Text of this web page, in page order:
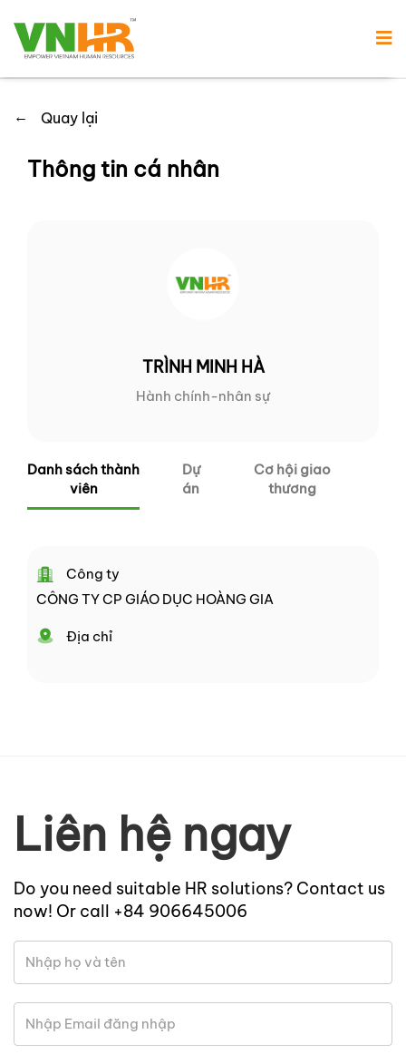
← Quay lại
Thông tin cá nhân
TRÌNH MINH HÀ
Hành chính-nhân sự
Danh sách thành
viên
Dự
án
Cơ hội giao
thương
Công ty
CÔNG TY CP GIÁO DỤC HOÀNG GIA
Địa chỉ
Liên hệ ngay
Do you need suitable HR solutions? Contact us
now! Or call +84 906645006